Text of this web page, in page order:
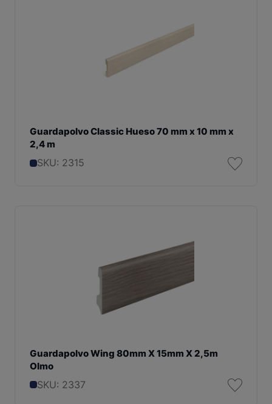
Guardapolvo Classic Hueso 70 mm x 10 mm x
2,4 m
SKU: 2315
Guardapolvo Wing 80mm X 15mm X 2,5m
Olmo
SKU: 2337